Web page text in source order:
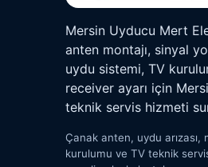
Mersin Uyducu Mert
anten montajı, sinyal
uydu sistemi, TV
receiver ayarı için
teknik servis hizmeti
Çanak anten, uydu
kurulumu ve TV teknik